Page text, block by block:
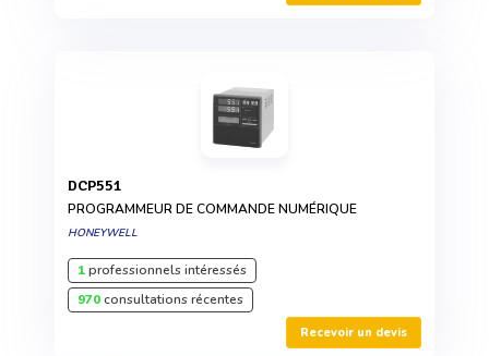
DCP551
PROGRAMMEUR DE COMMANDE NUMÉRIQUE
HONEYWELL
1professionnels intéressés
970consultations récentes
Recevoir un devis